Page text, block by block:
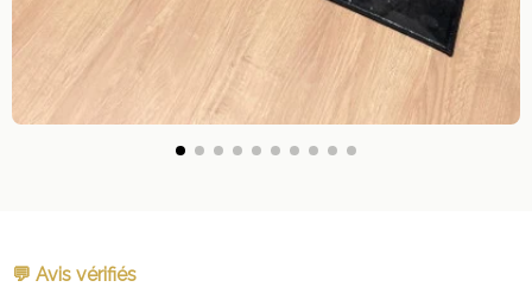
💬 Avis vérifiés